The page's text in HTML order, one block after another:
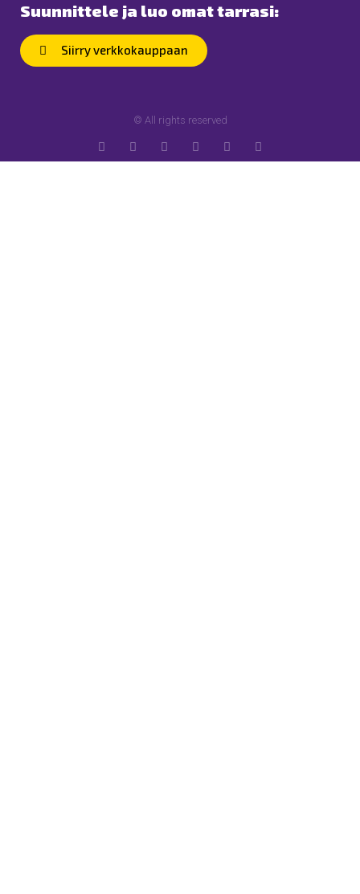
Suunnittele ja luo omat tarrasi:
Siirry verkkokauppaan
© All rights reserved